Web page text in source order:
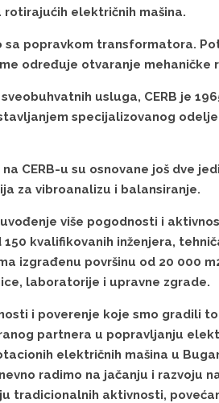
električnih mašina.
sa popravkom transformatora.
određuje otvaranje mehaničke
usluga, CERB je
specijalizovanog
CERB-u su osnovane još dve
za vibroanalizu i balansiranje.
više pogodnosti i
150 kvalifikovanih inženjera,
izgrađenu površinu od 20 000
laboratorije i upravne zgrade.
i poverenje koje smo gradili
partnera u popravljanju
električnih mašina u
radimo na jačanju i razvoju
tradicionalnih aktivnosti,